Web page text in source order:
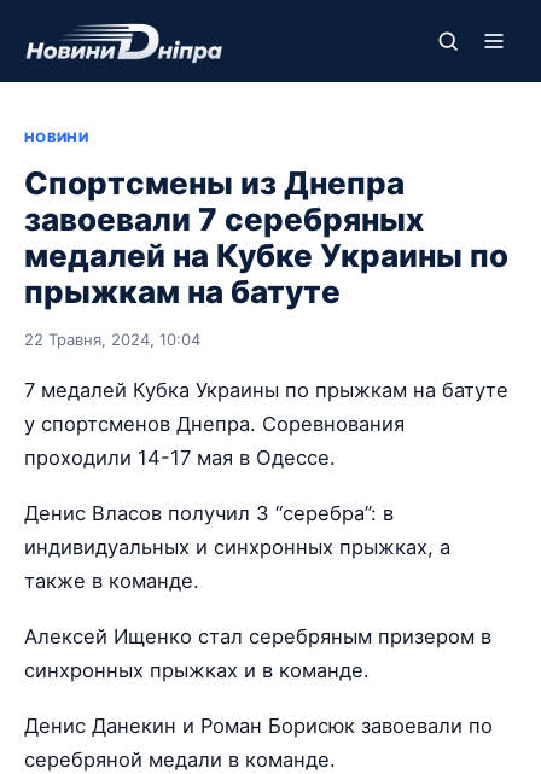
НОВИНИ
Спортсмены из Днепра
завоевали 7 серебряных
медалей на Кубке Украины по
прыжкам на батуте
22 Травня, 2024, 10:04
7 медалей Кубка Украины по прыжкам на батуте
у спортсменов Днепра. Соревнования
проходили 14-17 мая в Одессе.
Денис Власов получил 3 “серебра”: в
индивидуальных и синхронных прыжках, а
также в команде.
Алексей Ищенко стал серебряным призером в
синхронных прыжках и в команде.
Денис Данекин и Роман Борисюк завоевали по
серебряной медали в команде.